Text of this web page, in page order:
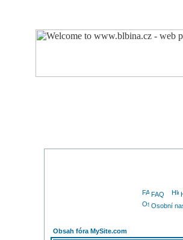
FAQ
Osobní
Obsah fóra MySite.com